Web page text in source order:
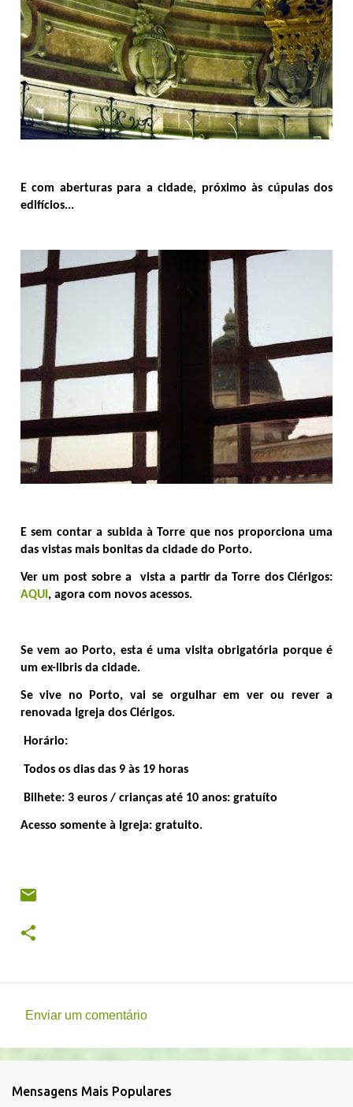
E com aberturas para a cidade, próximo às cúpulas dos
edifícios...
E sem contar a subida à Torre que nos proporciona uma
das vistas mais bonitas da cidade do Porto.
Ver um post sobre a vista a partir da Torre dos Clérigos:
AQUI , agora com novos acessos.
Se vem ao Porto, esta é uma visita obrigatória porque é
um ex-libris da cidade.
Se vive no Porto, vai se orgulhar em ver ou rever a
renovada Igreja dos Clérigos.
Horário:
Todos os dias das 9 às 19 horas
Bilhete: 3 euros / crianças até 10 anos: gratuíto
Acesso somente à Igreja: gratuito.
e
Enviar um comentário
Mensagens Mais Populares